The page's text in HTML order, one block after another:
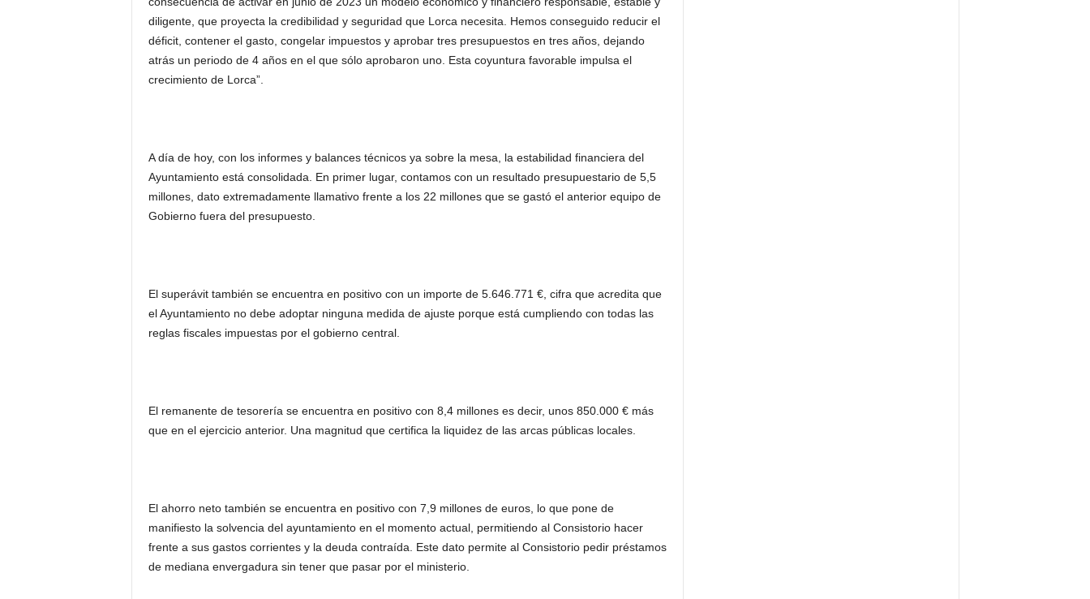
diligente, que proyecta la credibilidad y seguridad que Lorca necesita. Hemos conseguido reducir el
déficit, contener el gasto, congelar impuestos y aprobar tres presupuestos en tres años, dejando
atrás un periodo de 4 años en el que sólo aprobaron uno. Esta coyuntura favorable impulsa el
crecimiento de Lorca”.
A día de hoy, con los informes y balances técnicos ya sobre la mesa, la estabilidad financiera del
Ayuntamiento está consolidada. En primer lugar, contamos con un resultado presupuestario de 5,5
millones, dato extremadamente llamativo frente a los 22 millones que se gastó el anterior equipo de
Gobierno fuera del presupuesto.
El superávit también se encuentra en positivo con un importe de 5.646.771 €, cifra que acredita que
el Ayuntamiento no debe adoptar ninguna medida de ajuste porque está cumpliendo con todas las
reglas fiscales impuestas por el gobierno central.
El remanente de tesorería se encuentra en positivo con 8,4 millones es decir, unos 850.000 € más
que en el ejercicio anterior. Una magnitud que certifica la liquidez de las arcas públicas locales.
El ahorro neto también se encuentra en positivo con 7,9 millones de euros, lo que pone de
manifiesto la solvencia del ayuntamiento en el momento actual, permitiendo al Consistorio hacer
frente a sus gastos corrientes y la deuda contraída. Este dato permite al Consistorio pedir préstamos
de mediana envergadura sin tener que pasar por el ministerio.